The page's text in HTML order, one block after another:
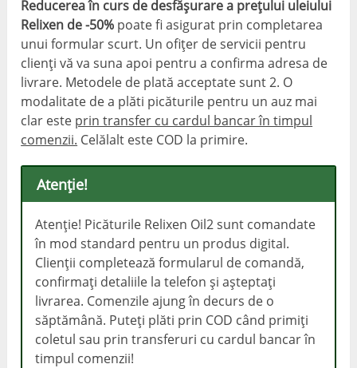
Reducerea în curs de desfășurare a prețului uleiului
Relixen de -50% poate fi asigurat prin completarea
unui formular scurt. Un ofițer de servicii pentru
clienți vă va suna apoi pentru a confirma adresa de
livrare. Metodele de plată acceptate sunt 2. O
modalitate de a plăti picăturile pentru un auz mai
clar este prin transfer cu cardul bancar în timpul
comenzii. Celălalt este COD la primire.
Atenţie!
Atenţie! Picăturile Relixen Oil2 sunt comandate
în mod standard pentru un produs digital.
Clienții completează formularul de comandă,
confirmați detaliile la telefon și așteptați
livrarea. Comenzile ajung în decurs de o
săptămână. Puteți plăti prin COD când primiți
coletul sau prin transferuri cu cardul bancar în
timpul comenzii!